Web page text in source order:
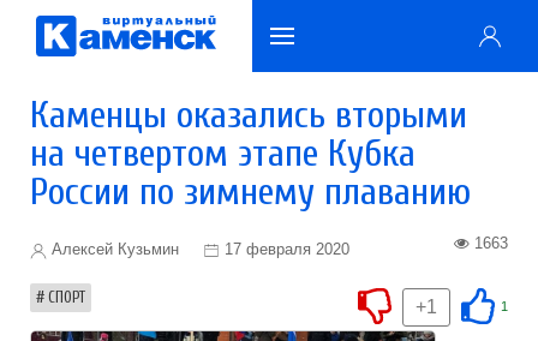
Каменцы оказались вторыми
на четвертом этапе Кубка
России по зимнему плаванию
Алексей Кузьмин 17 февраля 2020 1663
СПОРТ 1
+1